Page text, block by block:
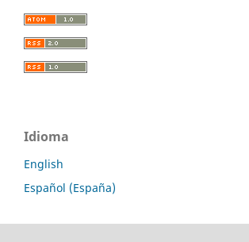
Idioma
English
Español (España)